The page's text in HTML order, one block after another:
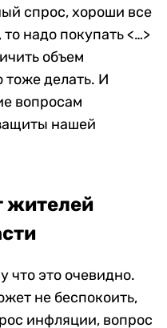
спрос, хороши все
надо покупать <…>
объем
тоже делать. И
вопросам
нашей
жителей
что это очевидно.
не беспокоить,
инфляции, вопрос